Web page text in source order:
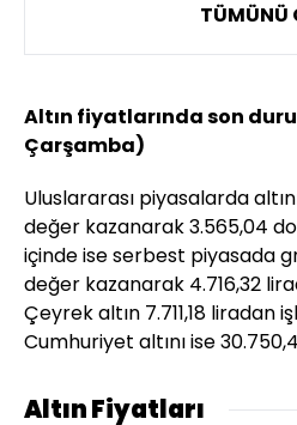
TÜMÜNÜ
Altın fiyatlarında son
Çarşamba)
Uluslararası piyasalarda
değer kazanarak 3.565,04
içinde ise serbest piyasada
değer kazanarak 4.716,32
Çeyrek altın 7.711,18 liradan
Cumhuriyet altını ise
Altın Fiyatları